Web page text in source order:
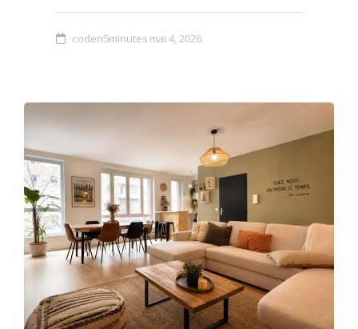
coden5minutes mai 4, 2026